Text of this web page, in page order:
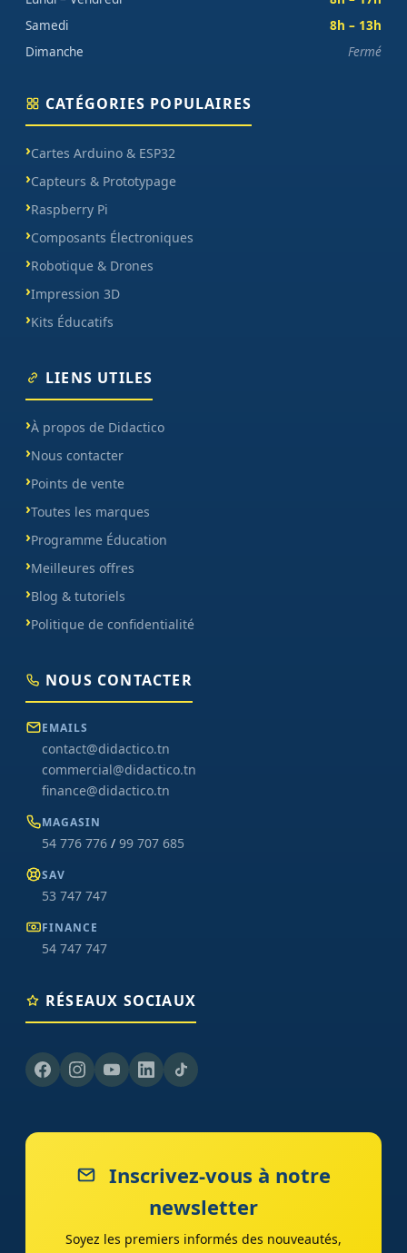
Samedi
8h – 13h
Dimanche
Fermé
CATÉGORIES POPULAIRES
Cartes Arduino & ESP32
Capteurs & Prototypage
Raspberry Pi
Composants Électroniques
Robotique & Drones
Impression 3D
Kits Éducatifs
LIENS UTILES
À propos de Didactico
Nous contacter
Points de vente
Toutes les marques
Programme Éducation
Meilleures offres
Blog & tutoriels
Politique de confidentialité
NOUS CONTACTER
EMAILS
contact@didactico.tn
commercial@didactico.tn
finance@didactico.tn
MAGASIN
54 776 776 / 99 707 685
SAV
53 747 747
FINANCE
54 747 747
RÉSEAUX SOCIAUX
Inscrivez-vous à notre
newsletter
Soyez les premiers informés des nouveautés,